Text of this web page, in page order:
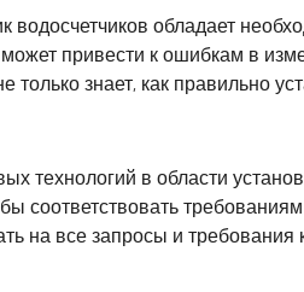
обладает
привести к ошибкам в
знает, как правильно
технологий в области
на все запросы и требования